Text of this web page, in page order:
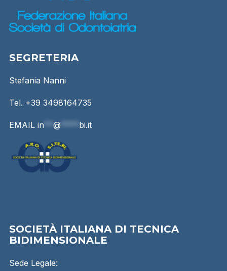
SEGRETERIA
Stefania Nanni
Tel. +39 3498164735
EMAIL in ** @**** bi.it
SOCIETÀ ITALIANA DI TECNICA
BIDIMENSIONALE
Sede Legale: